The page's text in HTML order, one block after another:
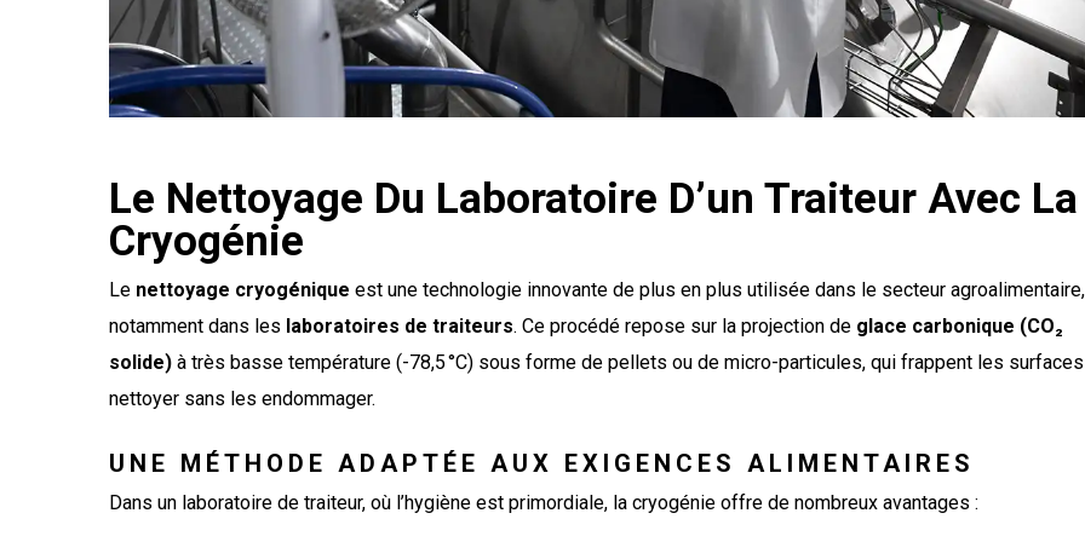
Le Nettoyage Du Laboratoire D’un Traiteur Avec La
Cryogénie
Le nettoyage cryogénique est une technologie innovante de plus en plus utilisée dans le secteur agroalimentaire,
notamment dans les laboratoires de traiteurs. Ce procédé repose sur la projection de glace carbonique (CO₂
solide) à très basse température (-78,5 °C) sous forme de pellets ou de micro-particules, qui frappent les
nettoyer sans les endommager.
UNE MÉTHODE ADAPTÉE AUX EXIGENCES ALIMENTAIRES
Dans un laboratoire de traiteur, où l’hygiène est primordiale, la cryogénie offre de nombreux avantages :